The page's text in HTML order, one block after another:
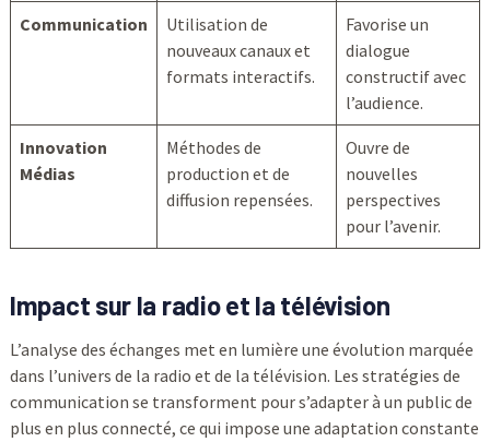
Communication
Utilisation de
nouveaux canaux et
formats interactifs.
Favorise un
dialogue
constructif avec
l’audience.
Innovation
Médias
Méthodes de
production et de
diffusion repensées.
Ouvre de
nouvelles
perspectives
pour l’avenir.
Impact sur la radio et la télévision
L’analyse des échanges met en lumière une évolution marquée
dans l’univers de la radio et de la télévision. Les stratégies de
communication se transforment pour s’adapter à un public de
plus en plus connecté, ce qui impose une adaptation constante